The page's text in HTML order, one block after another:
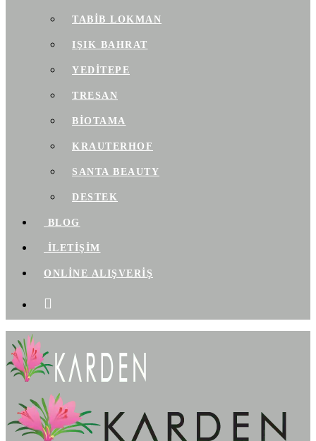
TABIB LOKMAN
IŞIK BAHRAT
YEDITEPE
TRESAN
BIOTAMA
KRAUTERHOF
SANTA BEAUTY
DESTEK
BLOG
İLETİŞİM
ONLİNE ALIŞVERİŞ